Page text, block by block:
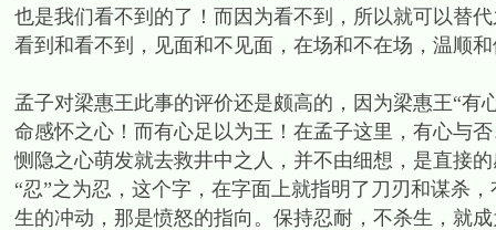
也是我们看不到的了！而因为看不到，所以就可以替
看到和看不到，见面和不见面，在场和不在场，温顺
孟子对梁惠王此事的评价还是颇高的，因为梁惠王“
命感怀之心！而有心足以为王！在孟子这里，有心与
恻隐之心萌发就去救井中之人，并不由细想，是直接
“忍”之为忍，这个字，在字面上就指明了刀刃和谋杀
生的冲动，那是愤怒的指向。保持忍耐，不杀生，就